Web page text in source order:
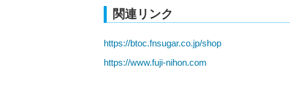
関連リンク
https://btoc.fnsugar.co.jp/shop
https://www.fuji-nihon.com